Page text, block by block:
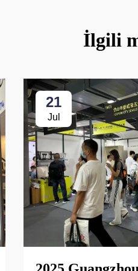
İlgili
21
Jul